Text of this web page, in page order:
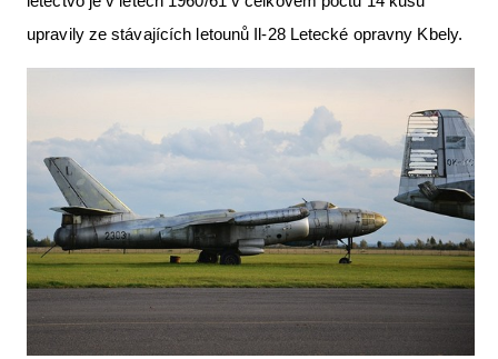
upravily ze stávajících letounů Il-28 Letecké opravny Kbely.